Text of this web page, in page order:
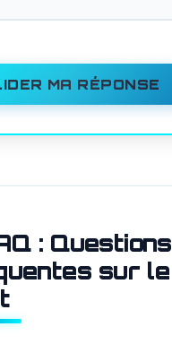
MA RÉPONSE
: Questions
sur le